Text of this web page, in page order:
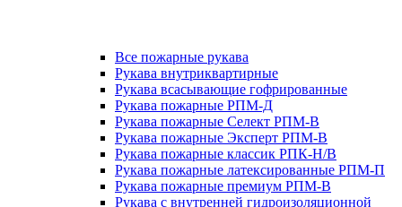
Все пожарные рукава
Рукава внутриквартирные
Рукава всасывающие гофрированные
Рукава пожарные РПМ-Д
Рукава пожарные Селект РПМ-В
Рукава пожарные Эксперт РПМ-В
Рукава пожарные классик РПК-Н/В
Рукава пожарные латексированные РПМ-П
Рукава пожарные премиум РПМ-В
Рукава с внутренней гидроизоляционной